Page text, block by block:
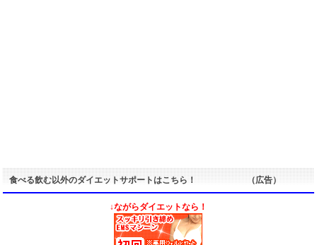
食べる飲む以外のダイエットサポートはこちら！ （広告）
↓ながらダイエットなら！